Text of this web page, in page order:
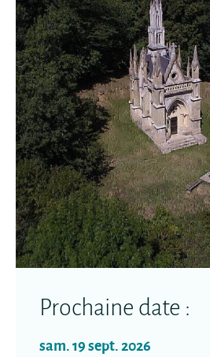
Prochaine date :
sam. 19 sept. 2026